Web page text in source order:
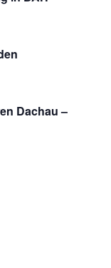
Dachau –